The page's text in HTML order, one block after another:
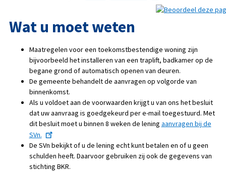
Wat u moet weten
Maatregelen voor een toekomstbestendige woning zijn
bijvoorbeeld het installeren van een traplift, badkamer op de
begane grond of automatisch openen van deuren.
De gemeente behandelt de aanvragen op volgorde van
binnenkomst.
Als u voldoet aan de voorwaarden krijgt u van ons het besluit
dat uw aanvraag is goedgekeurd per e-mail toegestuurd. Met
dit besluit moet u binnen 8 weken de lening aanvragen bij de
SVn.
De SVn bekijkt of u de lening echt kunt betalen en of u geen
schulden heeft. Daarvoor gebruiken zij ook de gegevens van
stichting BKR.